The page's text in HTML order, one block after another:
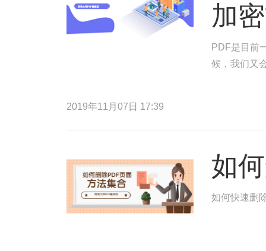
加
PDF是目前
候，我们又
2019年11月07日 17:39
如
如何快速删